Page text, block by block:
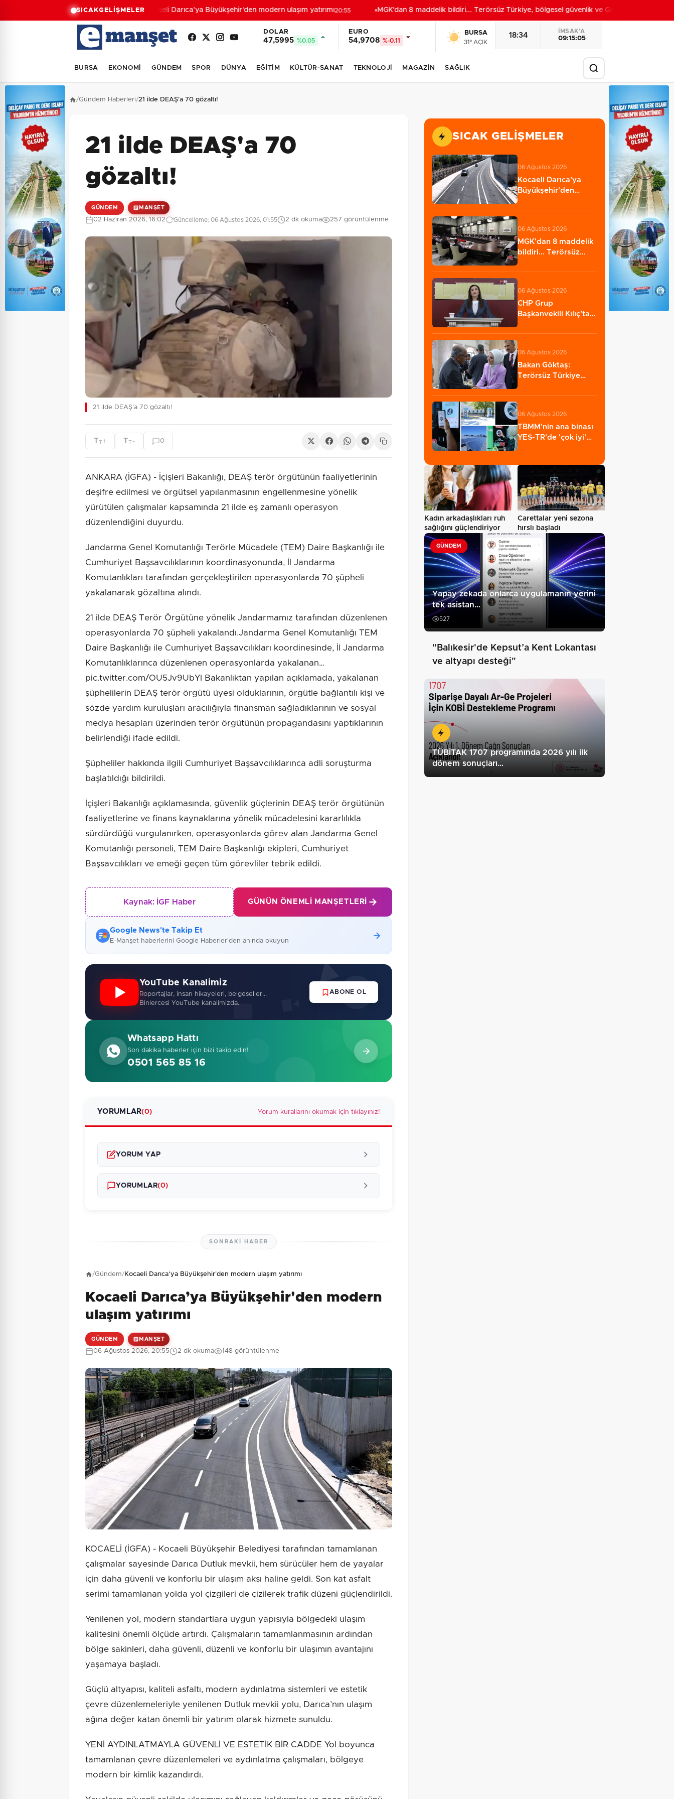
SICAKGELİŞMELERKocaeli Darıca’ya Büyükşehir'den modern ulaşım yatırımı 20:55 MGK'dan 8 maddelik bildiri... Terörsüz Türkiye, bölgesel güvenlik ve Gazze mesajı
DOLAR
47,5995 %0.05
EURO
54,9708 %-0.11
BURSA
31° AÇIK
18:34
İMSAK'A
09:15:03
BURSA EKONOMİ GÜNDEM SPOR DÜNYA EĞİTİM KÜLTÜR-SANAT TEKNOLOJİ MAGAZİN SAĞLIK
/Gündem Haberleri/21 ilde DEAŞ'a 70 gözaltı!
21 ilde DEAŞ'a 70
gözaltı!
GÜNDEM MANŞET
02 Haziran 2026, 16:02 Güncelleme: 06 Ağustos 2026, 01:55 2 dk okuma 257 görüntülenme
21 ilde DEAŞ'a 70 gözaltı!
TT+ TT - 0
ANKARA (İGFA) - İçişleri Bakanlığı, DEAŞ terör örgütünün faaliyetlerinin
deşifre edilmesi ve örgütsel yapılanmasının engellenmesine yönelik
yürütülen çalışmalar kapsamında 21 ilde eş zamanlı operasyon
düzenlendiğini duyurdu.
Jandarma Genel Komutanlığı Terörle Mücadele (TEM) Daire Başkanlığı ile
Cumhuriyet Başsavcılıklarının koordinasyonunda, İl Jandarma
Komutanlıkları tarafından gerçekleştirilen operasyonlarda 70 şüpheli
yakalanarak gözaltına alındı.
21 ilde DEAŞ Terör Örgütüne yönelik Jandarmamız tarafından düzenlenen
operasyonlarda 70 şüpheli yakalandı.Jandarma Genel Komutanlığı TEM
Daire Başkanlığı ile Cumhuriyet Başsavcılıkları koordinesinde, İl Jandarma
Komutanlıklarınca düzenlenen operasyonlarda yakalanan…
pic.twitter.com/OU5Jv9UbYI Bakanlıktan yapılan açıklamada, yakalanan
şüphelilerin DEAŞ terör örgütü üyesi olduklarının, örgütle bağlantılı kişi ve
sözde yardım kuruluşları aracılığıyla finansman sağladıklarının ve sosyal
medya hesapları üzerinden terör örgütünün propagandasını yaptıklarının
belirlendiği ifade edildi.
Şüpheliler hakkında ilgili Cumhuriyet Başsavcılıklarınca adli soruşturma
başlatıldığı bildirildi.
İçişleri Bakanlığı açıklamasında, güvenlik güçlerinin DEAŞ terör örgütünün
faaliyetlerine ve finans kaynaklarına yönelik mücadelesini kararlılıkla
sürdürdüğü vurgulanırken, operasyonlarda görev alan Jandarma Genel
Komutanlığı personeli, TEM Daire Başkanlığı ekipleri, Cumhuriyet
Başsavcılıkları ve emeği geçen tüm görevliler tebrik edildi.
Kaynak: İGF Haber GÜNÜN ÖNEMLI MANŞETLERI
Google News'te Takip Et
E-Manşet haberlerini Google Haberler'den anında okuyun
YouTube Kanalimiz
Roportajlar, insan hikayeleri, belgeseller...
Binlercesi YouTube kanalimizda.
ABONE OL
Whatsapp Hattı
Son dakika haberler için bizi takip edin!
0501 565 85 16
YORUMLAR(0) Yorum kurallarını okumak için tıklayınız!
YORUM YAP
Güvenlik Sorusu: 6 + 1 = ? Gönder
YORUMLAR(0)
SONRAKI HABER
/Gündem/Kocaeli Darıca’ya Büyükşehir'den modern ulaşım yatırımı
Kocaeli Darıca’ya Büyükşehir'den modern
ulaşım yatırımı
GÜNDEM MANŞET
06 Ağustos 2026, 20:55 2 dk okuma 148 görüntülenme
KOCAELİ (İGFA) - Kocaeli Büyükşehir Belediyesi tarafından tamamlanan
çalışmalar sayesinde Darıca Dutluk mevkii, hem sürücüler hem de yayalar
için daha güvenli ve konforlu bir ulaşım aksı haline geldi. Son kat asfalt
serimi tamamlanan yolda yol çizgileri de çizilerek trafik düzeni güçlendirildi.
Yenilenen yol, modern standartlara uygun yapısıyla bölgedeki ulaşım
kalitesini önemli ölçüde artırdı. Çalışmaların tamamlanmasının ardından
bölge sakinleri, daha güvenli, düzenli ve konforlu bir ulaşımın avantajını
yaşamaya başladı.
Güçlü altyapısı, kaliteli asfaltı, modern aydınlatma sistemleri ve estetik
çevre düzenlemeleriyle yenilenen Dutluk mevkii yolu, Darıca’nın ulaşım
ağına değer katan önemli bir yatırım olarak hizmete sunuldu.
YENİ AYDINLATMAYLA GÜVENLİ VE ESTETİK BİR CADDE Yol boyunca
tamamlanan çevre düzenlemeleri ve aydınlatma çalışmaları, bölgeye
modern bir kimlik kazandırdı.
SICAK GELIŞMELER
06 Ağustos 2026
Kocaeli Darıca’ya
Büyükşehir'den
yatırımı…
06 Ağustos 2026
MGK'dan 8 maddelik
bildiri... Terörsüz
06 Ağustos 2026
CHP Grup
Başkanvekili Kılıç’tan
vurgusu…
06 Ağustos 2026
Bakan Göktaş:
Terörsüz Türkiye
06 Ağustos 2026
TBMM'nin ana binası
YES-TR'de 'çok iyi'
Kadın arkadaşlıkları ruh
sağlığını güçlendiriyor
Carettalar yeni sezona
hırslı başladı
GÜNDEM
Yapay zekada onlarca uygulamanın yerini
tek asistan…
527
"Balıkesir'de Kepsut’a Kent Lokantası
ve altyapı desteği"
TÜBİTAK 1707 programında 2026 yılı ilk
dönem sonuçları…